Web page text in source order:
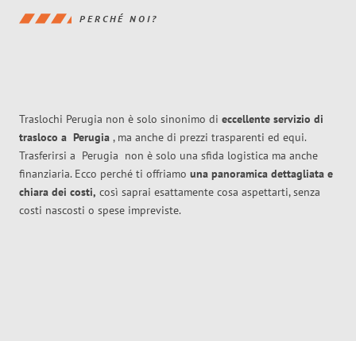
PERCHÉ NOI?
Traslochi Perugia non è solo sinonimo di eccellente servizio di
trasloco a Perugia , ma anche di prezzi trasparenti ed equi.
Trasferirsi a Perugia non è solo una sfida logistica ma anche
finanziaria. Ecco perché ti offriamo una panoramica dettagliata e
chiara dei costi, così saprai esattamente cosa aspettarti, senza
costi nascosti o spese impreviste.